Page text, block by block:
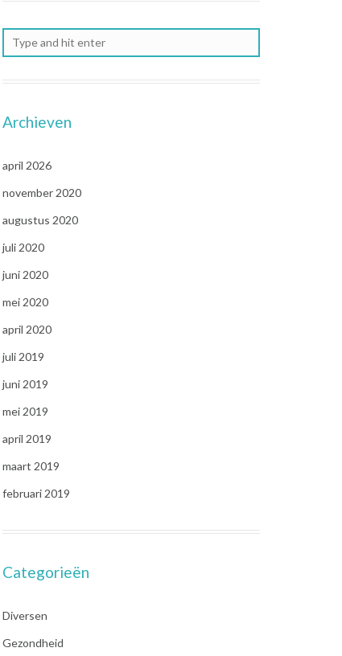
Archieven
april 2026
november 2020
augustus 2020
juli 2020
juni 2020
mei 2020
april 2020
juli 2019
juni 2019
mei 2019
april 2019
maart 2019
februari 2019
Categorieën
Diversen
Gezondheid